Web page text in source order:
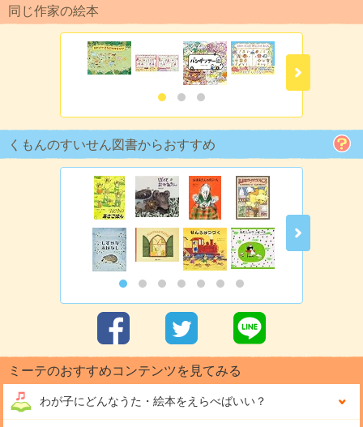
同じ作家の絵本
くもんのすいせん図書からおすすめ
ミーテのおすすめコンテンツを見てみる
わが子にどんなうた・絵本をえらべばいい？